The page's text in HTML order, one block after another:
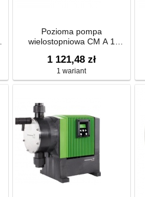
Pozioma pompa
wielostopniowa CM A 1
1 121,48 zł
1 wariant